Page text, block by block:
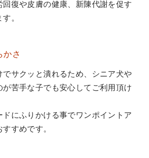
回復や皮膚の健康、新陳代謝を促す
。
かさ
でサクッと潰れるため、シニア犬や
が苦手な子でも安心してご利用頂け
ドにふりかける事でワンポイントア
すめです。